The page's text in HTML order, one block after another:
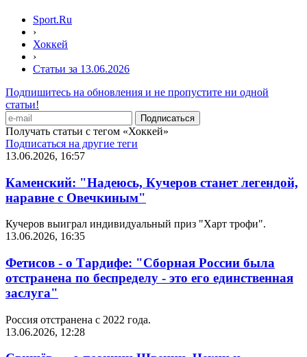
Sport.Ru
›
Хоккей
›
Статьи за 13.06.2026
Подпишитесь на обновления и не пропустите ни одной
статьи!
Получать статьи с тегом «Хоккей»
Подписаться на другие теги
13.06.2026, 16:57
Каменский: "Надеюсь, Кучеров станет легендой,
наравне с Овечкиным"
Кучеров выиграл индивидуальный приз "Харт трофи".
13.06.2026, 16:35
Фетисов - о Тардифе: "Сборная России была
отстранена по беспределу - это его единственная
заслуга"
Россия отстранена с 2022 года.
13.06.2026, 12:28